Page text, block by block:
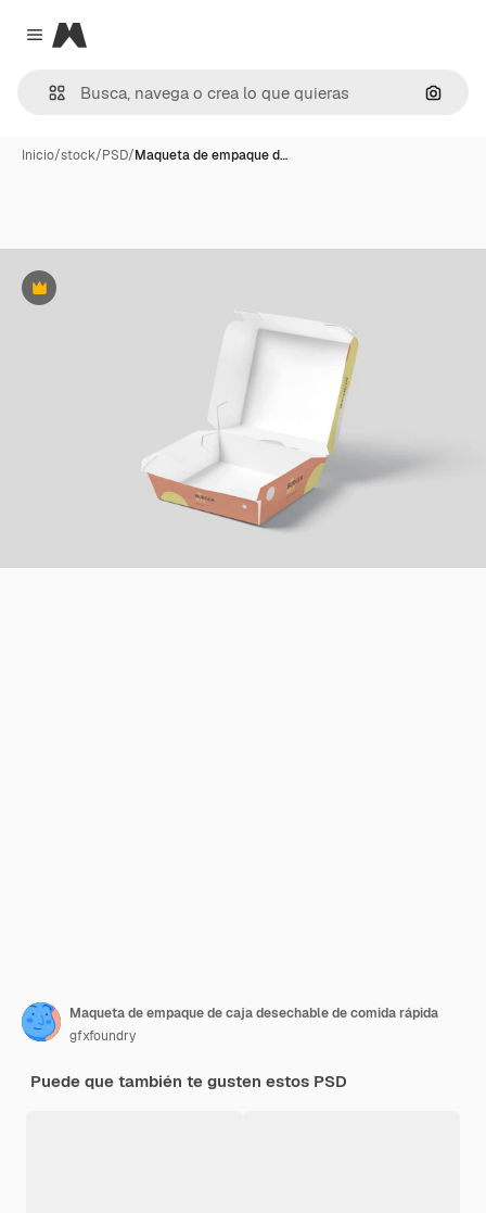
Close menu
Magnific
Inicio/stock/PSD/Maqueta de empaque d…
Premium
Maqueta de empaque de caja desechable de comida rápida
gfxfoundry
Puede que también te gusten estos PSD